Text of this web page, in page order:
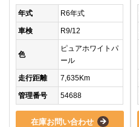
年式 R6年式
車検 R9/12
色
ピュアホワイトパ
ール
走行距離 7,635Km
管理番号 54688
在庫お問い合わせ